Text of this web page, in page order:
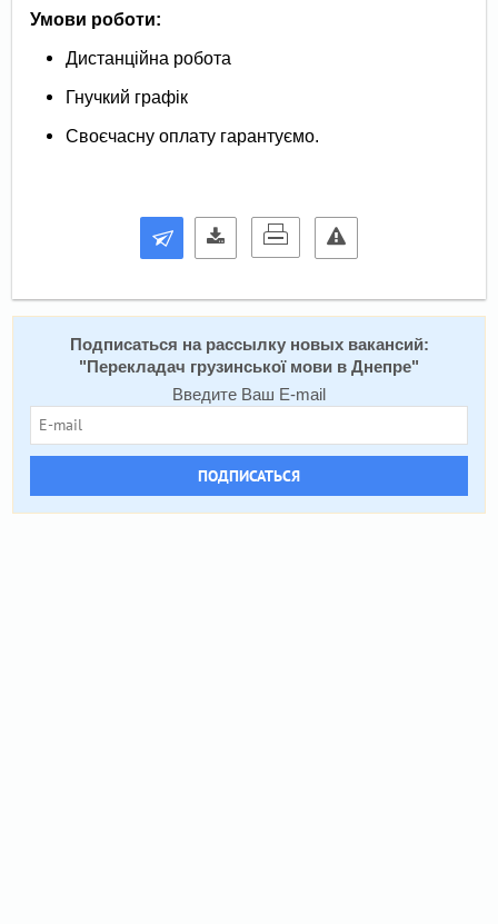
Умови роботи:
Дистанційна робота
Гнучкий графік
Своєчасну оплату гарантуємо.
Подписаться на расcылку новых вакансий:
"Перекладач грузинської мови в Днепре"
Введите Ваш E-mail
ПОДПИСАТЬСЯ